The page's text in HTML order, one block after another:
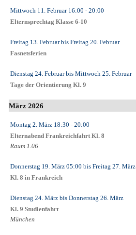
Mittwoch 11. Februar16:00 - 20:00
Elternsprechtag Klasse 6-10
Freitag 13. Februarbis Freitag 20. Februar
Fasnetsferien
Dienstag 24. Februarbis Mittwoch 25. Februar
Tage der Orientierung Kl. 9
März 2026
Montag 2. März 18:30 - 20:00
Elternabend Frankreichfahrt Kl. 8
Raum 1.06
Donnerstag 19. März 05:00 bis Freitag 27. März
Kl. 8 in Frankreich
Dienstag 24. März bis Donnerstag 26. März
Kl. 9 Studienfahrt
München